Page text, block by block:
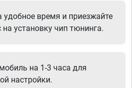
удобное время и приезжайте
на установку чип тюнинга.
на 1-3 часа для
настройки.